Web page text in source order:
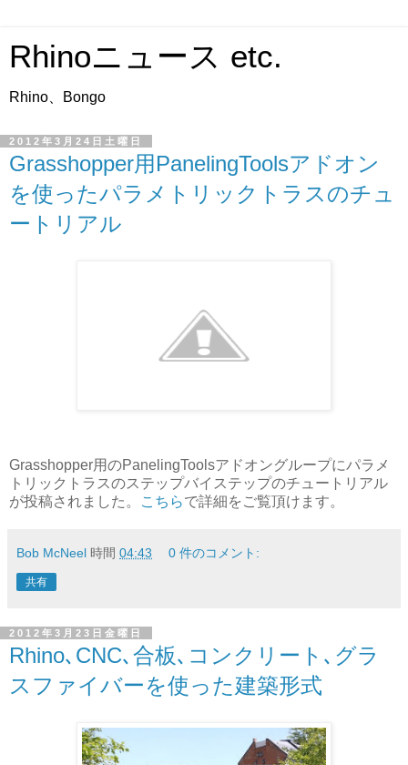
Rhinoニュース etc.
Rhino、Bongo
2012年3月24日土曜日
Grasshopper用PanelingToolsアドオン
を使ったパラメトリックトラスのチュ
ートリアル
Grasshopper用のPanelingToolsアドオングループにパラメ
トリックトラスのステップバイステップのチュートリアル
が投稿されました。
こちらで詳細をご覧頂けます。
Bob McNeel 時間 04:43 0 件のコメント:
共有
2012年3月23日金曜日
Rhino､CNC､合板､コンクリート､グラ
スファイバーを使った建築形式